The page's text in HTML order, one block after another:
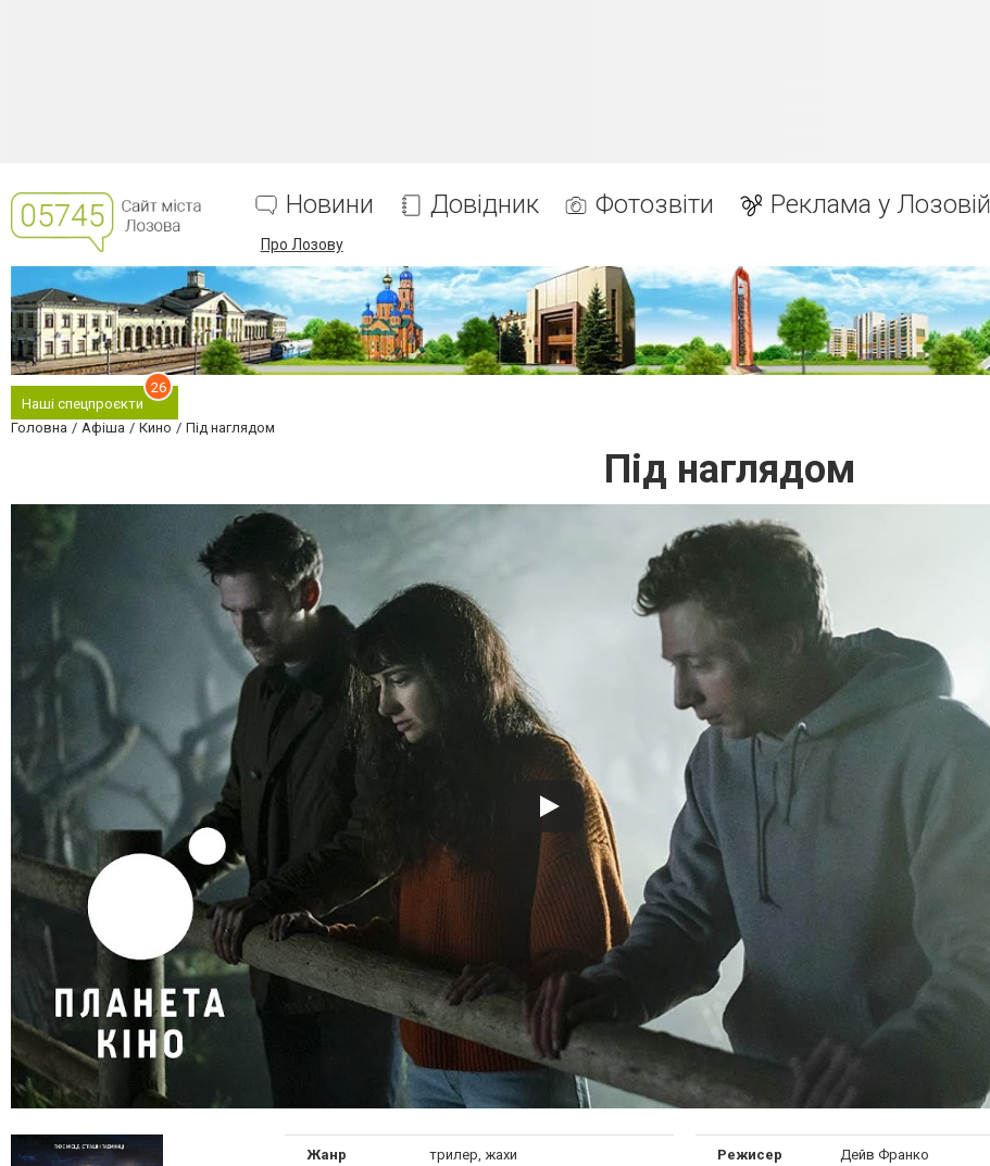
Новини Довідник Фотозвіти Реклама у Лозовій
Про Лозову
Наші спецпроєкти
26
Головна Афіша Кино Під наглядом
Під наглядом
Жанр трилер, жахи Режисер Дейв Франко